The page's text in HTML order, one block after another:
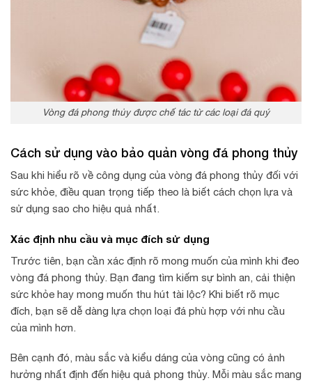
Vòng đá phong thủy được chế tác từ các loại đá quý
Cách sử dụng vào bảo quản vòng đá phong thủy
Sau khi hiểu rõ về công dụng của vòng đá phong thủy đối với
sức khỏe, điều quan trọng tiếp theo là biết cách chọn lựa và
sử dụng sao cho hiệu quả nhất.
Xác định nhu cầu và mục đích sử dụng
Trước tiên, bạn cần xác định rõ mong muốn của mình khi đeo
vòng đá phong thủy. Bạn đang tìm kiếm sự bình an, cải thiện
sức khỏe hay mong muốn thu hút tài lộc? Khi biết rõ mục
đích, bạn sẽ dễ dàng lựa chọn loại đá phù hợp với nhu cầu
của mình hơn.
Bên cạnh đó, màu sắc và kiểu dáng của vòng cũng có ảnh
hưởng nhất định đến hiệu quả phong thủy. Mỗi màu sắc mang